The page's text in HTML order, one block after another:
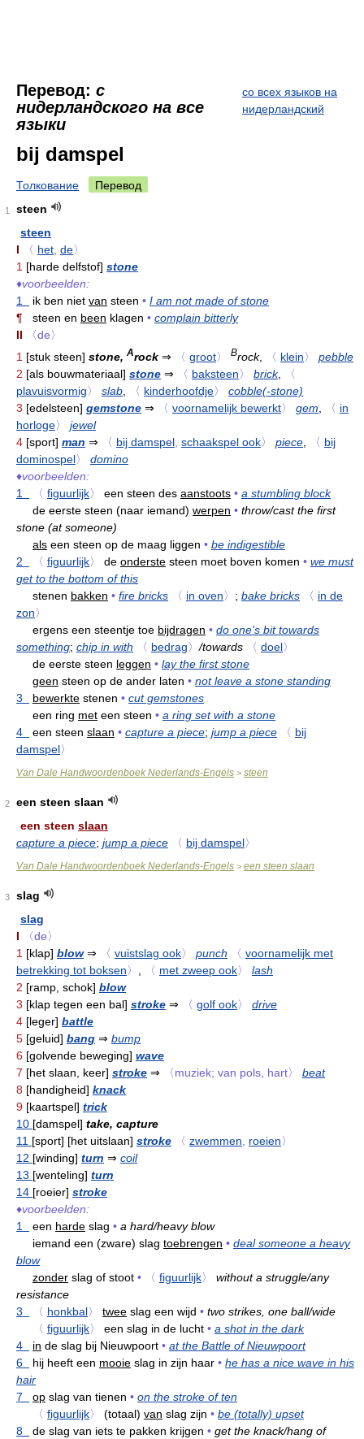
Перевод: с
нидерландского на все
языки
со всех языков на
нидерландский
bij damspel
Толкование Перевод
1
steen
steen
I
〈 het de〉
1 [harde delfstof] stone
♦voorbeelden:
1
ik ben niet van steen • I am not made of stone
¶ steen en been klagen • complain bitterly
II
〈de〉
1 [stuk steen] stone, Arock ⇒ 〈 groot〉 Brock, 〈 klein〉
pebble
2 [als bouwmateriaal] stone ⇒ 〈 baksteen〉 brick,
〈
plavuisvormig〉 slab 〈 kinderhoofdje〉
cobble(-stone)
3 [edelsteen] gemstone ⇒ 〈 voornamelijk bewerkt〉 gem 〈 in
horloge〉
jewel
4 [sport] man ⇒ 〈 bij damspel schaakspel ook〉 piece 〈 bij
dominospel〉
domino
♦voorbeelden:
1
〈 figuurlijk〉 een steen des aanstoots • a stumbling block
de eerste steen (naar iemand) werpen • throw/cast the first
stone (at someone)
als een steen op de maag liggen • be indigestible
2
〈 figuurlijk〉 de onderste steen moet boven komen • we must
get to the bottom of this
stenen bakken • fire bricks 〈 in oven〉 ; bake bricks 〈 in de
zon〉
ergens een steentje toe bijdragen • do one's bit towards
something; chip in with 〈 bedrag〉/towards 〈 doel〉
de eerste steen leggen • lay the first stone
geen steen op de ander laten • not leave a stone standing
3
bewerkte stenen • cut gemstones
een ring met een steen • a ring set with a stone
4
een steen slaan • capture a piece; jump a piece 〈 bij
damspel〉
Van Dale Handwoordenboek Nederlands-Engels > steen
2
een steen slaan
een steen slaan
capture a piece; jump a piece 〈 bij damspel〉
Van Dale Handwoordenboek Nederlands-Engels > een steen slaan
3
slag
slag
I
〈de〉
1 [klap] blow⇒ 〈 vuistslag ook〉 punch 〈 voornamelijk met
betrekking tot boksen〉 〈 met zweep ook〉
lash
2 [ramp, schok] blow
3 [klap tegen een bal] stroke ⇒ 〈 golf ook〉
drive
4 [leger] battle
5 [geluid] bang ⇒ bump
6 [golvende beweging] wave
7 [het slaan, keer] stroke ⇒ 〈muziek; van pols, hart〉
beat
8 [handigheid] knack
9 [kaartspel] trick
10 [damspel] take, capture
11 [sport] [het uitslaan] stroke 〈 zwemmen roeien〉
12 [winding] turn ⇒ coil
13 [wenteling] turn
14 [roeier] stroke
♦voorbeelden:
1
een harde slag • a hard/heavy blow
iemand een (zware) slag toebrengen • deal someone a heavy
blow
zonder slag of stoot • 〈 figuurlijk〉
without a struggle/any
resistance
3
〈 honkbal〉 twee slag een wijd • two strikes, one ball/wide
〈 figuurlijk〉 een slag in de lucht • a shot in the dark
4
in de slag bij Nieuwpoort • at the Battle of Nieuwpoort
6
hij heeft een mooie slag in zijn haar • he has a nice wave in his
hair
7
op slag van tienen • on the stroke of ten
〈 figuurlijk〉 (totaal) van slag zijn • be (totally) upset
8
de slag van iets te pakken krijgen • get the knack/hang of